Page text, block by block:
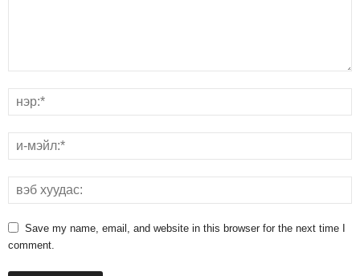
Save my name, email, and website in this browser for the next time I
comment.